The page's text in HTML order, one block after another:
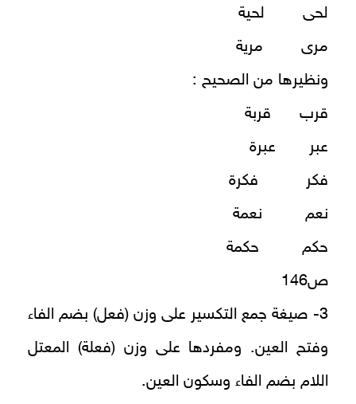
لحى لحية
مرى مرية
ونظيرها من الصحيح :
قرب قربة
عبر عبرة
فكر فكرة
نعم نعمة
حكم حكمة
ص146
3- صيغة جمع التكسير على وزن (فعل) بضم الفاء
وفتح العين. ومفردها على وزن (فعلة) المعتل
اللام بضم الفاء وسكون العين.